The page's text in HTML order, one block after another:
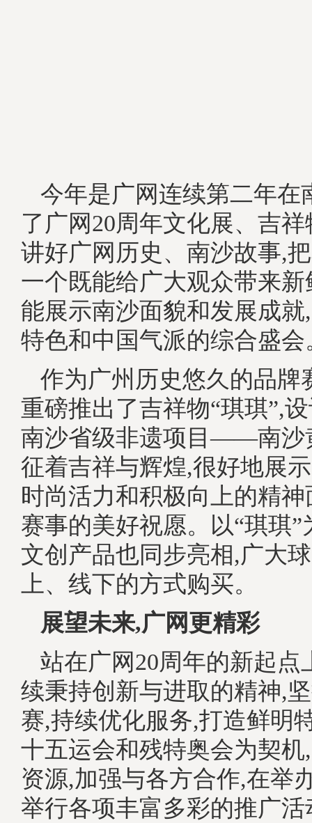
今年是广网连续第二年在
了广网20周年文化展、吉
讲好广网历史、南沙故事,
一个既能给广大观众带来
能展示南沙面貌和发展成
特色和中国气派的综合盛会
作为广州历史悠久的品牌
重磅推出了吉祥物“琪琪”,
南沙省级非遗项目——南沙
征着吉祥与辉煌,很好地展
时尚活力和积极向上的精
赛事的美好祝愿。以“琪琪
文创产品也同步亮相,广大
上、线下的方式购买。
展望未来,广网更精彩
站在广网20周年的新起点
续秉持创新与进取的精神,
赛,持续优化服务,打造鲜明
十五运会和残特奥会为契
资源,加强与各方合作,在举
举行各项丰富多彩的推广